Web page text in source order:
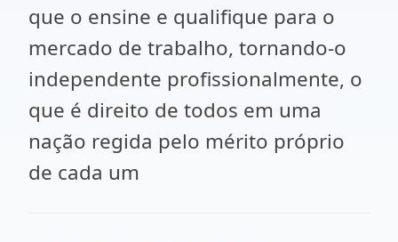
que o ensine e qualifique para o
mercado de trabalho, tornando-o
independente profissionalmente, o
que é direito de todos em uma
nação regida pelo mérito próprio
de cada um